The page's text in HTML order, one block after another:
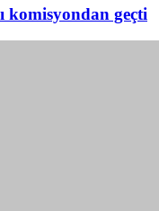
komisyondan geçti